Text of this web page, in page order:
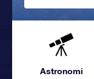
Astronomi